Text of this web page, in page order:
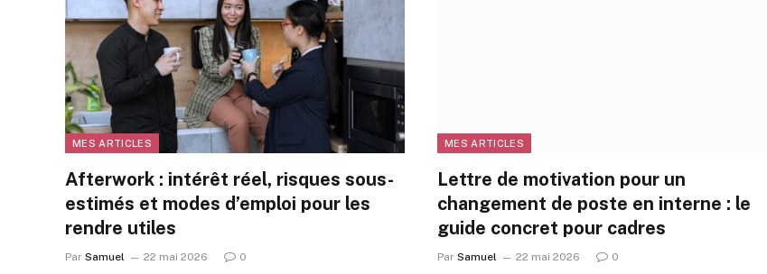
MES ARTICLES
Afterwork : intérêt réel, risques sous-
estimés et modes d’emploi pour les
rendre utiles
Par Samuel 22 mai 2026 0
MES ARTICLES
Lettre de motivation pour un
changement de poste en interne : le
guide concret pour cadres
Par Samuel 22 mai 2026 0